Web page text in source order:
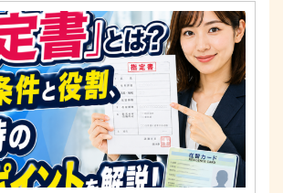
報保護の実現のため、個人情報の取扱
令、国が定める指針およびその他の規
す。
するお問い合わせ窓口
東京都葛飾区亀有3-21-11 藍ビル202
580
フォース･ワン 個人情報保護担当